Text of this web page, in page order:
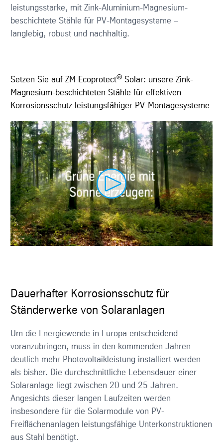
leistungsstarke, mit Zink-Aluminium-Magnesium-
beschichtete Stähle für PV-Montagesysteme –
langlebig, robust und nachhaltig.
Setzen Sie auf ZM Ecoprotect®Solar: unsere Zink-
Magnesium-beschichteten Stähle für effektiven
Korrosionsschutz leistungsfähiger PV-Montagesysteme
Dauerhafter Korrosionsschutz für
Ständerwerke von Solaranlagen
Um die Energiewende in Europa entscheidend
voranzubringen, muss in den kommenden Jahren
deutlich mehr Photovoltaikleistung installiert werden
als bisher. Die durchschnittliche Lebensdauer einer
Solaranlage liegt zwischen 20 und 25 Jahren.
Angesichts dieser langen Laufzeiten werden
insbesondere für die Solarmodule von PV-
Freiflächenanlagen leistungsfähige Unterkonstruktionen
aus Stahl benötigt.